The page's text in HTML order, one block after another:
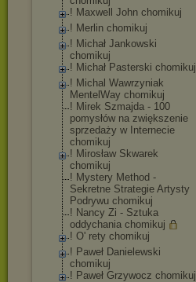
! Maxwell John chomikuj
! Merlin chomikuj
! Michał Jankowski
chomikuj
! Michał Pasterski chomikuj
! Michal Wawrzyniak
MentelWay chomikuj
! Mirek Szmajda - 100
pomysłów na zwiększenie
sprzedaży w Internecie
chomikuj
! Mirosław Skwarek
chomikuj
! Mystery Method -
Sekretne Strategie Artysty
Podrywu chomikuj
! Nancy Zi - Sztuka
oddychania chomikuj
! O' rety chomikuj
! Paweł Danielewski
chomikuj
! Paweł Grzywocz chomikuj